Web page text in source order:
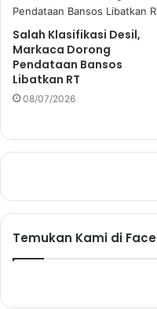
Salah Klasifikasi Desil,
Markaca Dorong
Pendataan Bansos
Libatkan RT
08/07/2026
Temukan Kami di